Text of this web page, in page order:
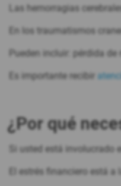
Las hemorragias
En los traumatismos
Pueden incluir: pérdida
Es importante recibir
¿Por qué
Si usted está
El estrés financiero está